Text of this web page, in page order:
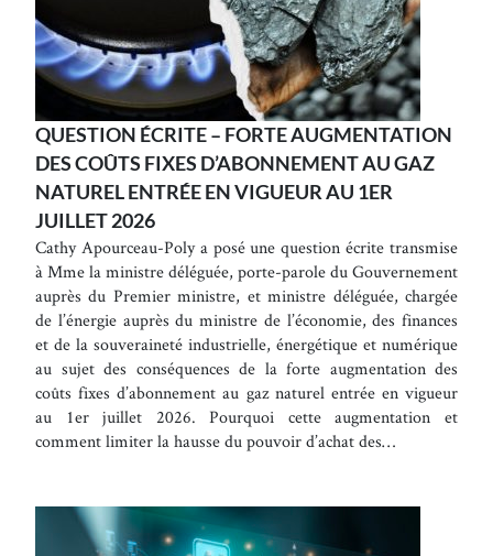
QUESTION ÉCRITE – FORTE AUGMENTATION
DES COÛTS FIXES D’ABONNEMENT AU GAZ
NATUREL ENTRÉE EN VIGUEUR AU 1ER
JUILLET 2026
Cathy Apourceau-Poly a posé une question écrite transmise
à Mme la ministre déléguée, porte-parole du Gouvernement
auprès du Premier ministre, et ministre déléguée, chargée
de l’énergie auprès du ministre de l’économie, des finances
et de la souveraineté industrielle, énergétique et numérique
au sujet des conséquences de la forte augmentation des
coûts fixes d’abonnement au gaz naturel entrée en vigueur
au 1er juillet 2026. Pourquoi cette augmentation et
comment limiter la hausse du pouvoir d’achat des…